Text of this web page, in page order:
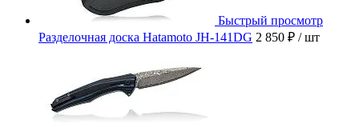
Быстрый просмотр
Разделочная доска Hatamoto JH-141DG 2 850 ₽ / шт